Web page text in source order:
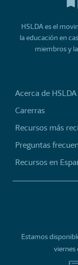
HSLDA es el
la educación en
miembros y
Acerca de HSLDA
Carerras
Recursos más
Preguntas
Recursos en
Estamos
viernes